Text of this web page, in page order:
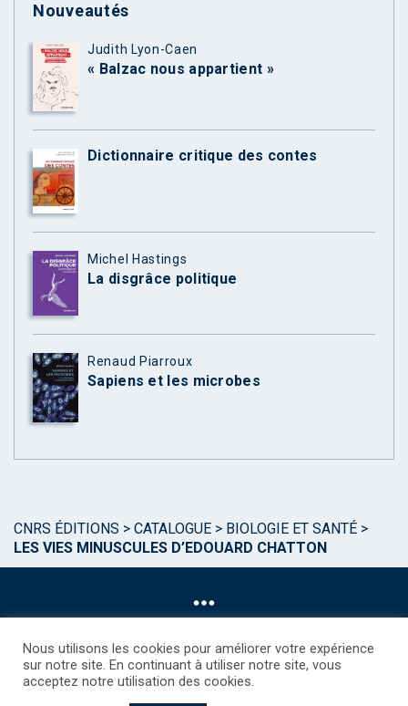
Nouveautés
Judith Lyon-Caen
« Balzac nous appartient »
Dictionnaire critique des contes
Michel Hastings
La disgrâce politique
Renaud Piarroux
Sapiens et les microbes
CNRS ÉDITIONS > CATALOGUE > BIOLOGIE ET SANTÉ >
LES VIES MINUSCULES D’EDOUARD CHATTON
©CNRS EDITIONS 2025
Nous utilisons les cookies pour améliorer votre expérience
sur notre site. En continuant à utiliser notre site, vous
acceptez notre utilisation des cookies.